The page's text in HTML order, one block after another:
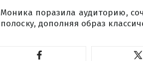
Моника поразила аудиторию,
полоску, дополняя образ